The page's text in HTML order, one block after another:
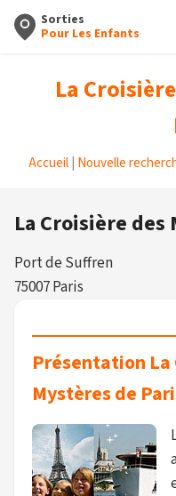
Sorties
Pour Les Enfants
La
Accueil Nouvelle
La Croisière des
Port de Suffren
75007 Paris
Présentation La
Mystères de